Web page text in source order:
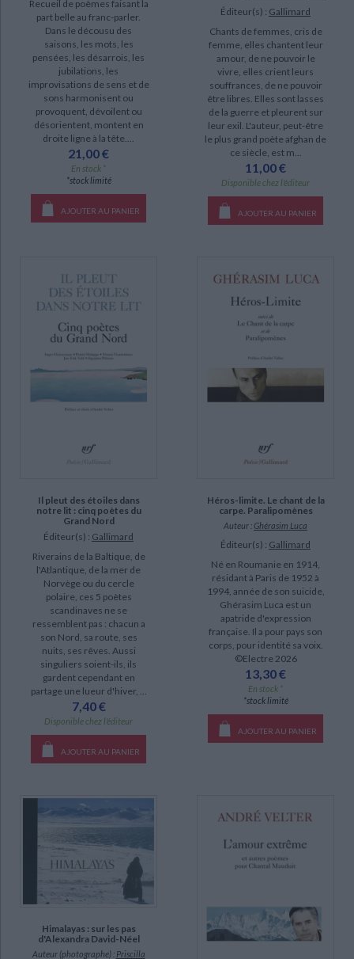
Recueil de poèmes faisant la
part belle au franc-parler.
Dans le décousu des
saisons, les mots, les
pensées, les désarrois, les
jubilations, les
improvisations de sens et de
sons harmonisent ou
provoquent, dévoilent ou
désorientent, montent en
droite ligne à la tête....
21,00 €
En stock *
*stock limité
AJOUTER AU PANIER
Éditeur(s) : Gallimard
Chants de femmes, cris de
femme, elles chantent leur
amour, de ne pouvoir le
vivre, elles crient leurs
souffrances, de ne pouvoir
être libres. Elles sont lasses
de la guerre et pleurent sur
leur exil. L'auteur, peut-être
le plus grand poète afghan de
ce siècle, est m...
11,00 €
Disponible chez l'éditeur
AJOUTER AU PANIER
Il pleut des étoiles dans
notre lit : cinq poètes du
Grand Nord
Éditeur(s) : Gallimard
Riverains de la Baltique, de
l'Atlantique, de la mer de
Norvège ou du cercle
polaire, ces 5 poètes
scandinaves ne se
ressemblent pas : chacun a
son Nord, sa route, ses
nuits, ses rêves. Aussi
singuliers soient-ils, ils
gardent cependant en
partage une lueur d'hiver, ...
7,40 €
Disponible chez l'éditeur
AJOUTER AU PANIER
Héros-limite. Le chant de la
carpe. Paralipomènes
Auteur : Ghérasim Luca
Éditeur(s) : Gallimard
Né en Roumanie en 1914,
résidant à Paris de 1952 à
1994, année de son suicide,
Ghérasim Luca est un
apatride d'expression
française. Il a pour pays son
corps, pour identité sa voix.
©Electre 2026
13,30 €
En stock *
*stock limité
AJOUTER AU PANIER
Himalayas : sur les pas
d'Alexandra David-Néel
Auteur (photographe) : Priscilla